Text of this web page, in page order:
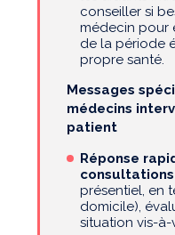
conseiller si
médecin pour
de la période
propre santé.
Messages
médecins
patient
Réponse
présentiel, en
domicile),
situation vis-à-